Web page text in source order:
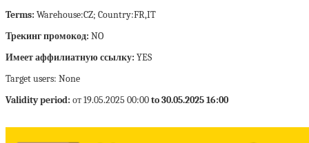
Terms: Warehouse:CZ; Country:FR,IT
Трекинг промокод: NO
Имеет аффилиатную ссылку: YES
Target users: None
Validity period: от 19.05.2025 00:00to 30.05.2025 16:00